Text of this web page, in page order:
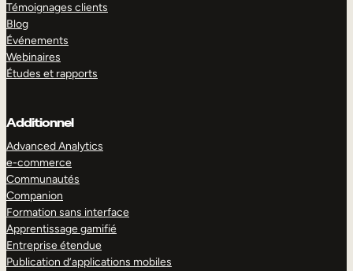
Témoignages clients
Blog
Événements
Webinaires
Études et rapports
Additionnel
Advanced Analytics
e-commerce
Communautés
Companion
Formation sans interface
Apprentissage gamifié
Entreprise étendue
Publication d’applications mobiles